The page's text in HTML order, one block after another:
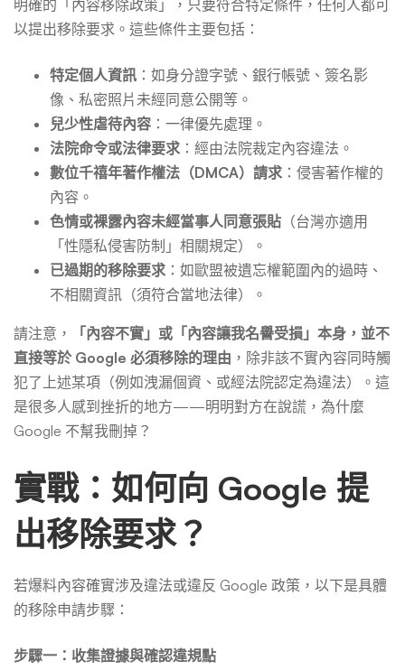
明確的「內容移除政策」，只要符合特定條件，任何人都可
以提出移除要求。這些條件主要包括：
特定個人資訊 ：如身分證字號、銀行帳號、簽名影
像、私密照片未經同意公開等。
兒少性虐待內容 ：一律優先處理。
法院命令或法律要求 ：經由法院裁定內容違法。
數位千禧年著作權法（DMCA）請求 ：侵害著作權的
內容。
色情或裸露內容未經當事人同意張貼 （台灣亦適用
「性隱私侵害防制」相關規定）。
已過期的移除要求 ：如歐盟被遺忘權範圍內的過時、
不相關資訊（須符合當地法律）。
請注意，
「內容不實」或「內容讓我名譽受損」本身，並不
直接等於 Google 必須移除的理由 ，除非該不實內容同時觸
犯了上述某項（例如洩漏個資、或經法院認定為違法）。這
是很多人感到挫折的地方——明明對方在說謊，為什麼
Google 不幫我刪掉？
實戰：如何向 Google 提
出移除要求？
若爆料內容確實涉及違法或違反 Google 政策，以下是具體
的移除申請步驟：
步驟一：收集證據與確認違規點